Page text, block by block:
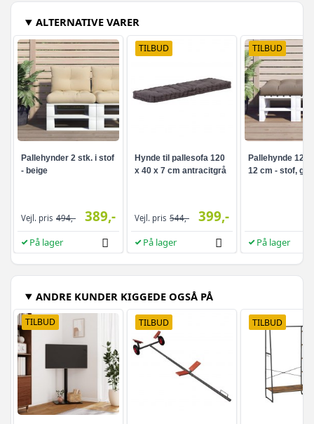
ALTERNATIVE VARER
Pallehynder 2 stk. i stof
- beige
Vejl. pris 494,- 389,-
På lager
TILBUD
Hynde til pallesofa 120
x 40 x 7 cm antracitgrå
Vejl. pris 544,- 399,-
På lager
TILBUD
Pallehynde 120
12 cm - stof,
På lager
ANDRE KUNDER KIGGEDE OGSÅ PÅ
TILBUD TILBUD TILBUD